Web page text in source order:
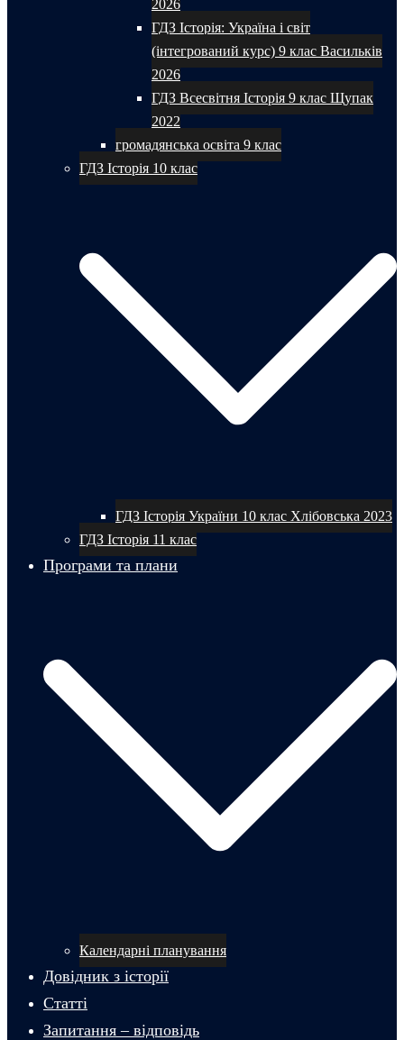
2026
ГДЗ Історія: Україна і світ
(інтегрований курс) 9 клас Васильків
2026
ГДЗ Всесвітня Історія 9 клас Щупак
2022
громадянська освіта 9 клас
ГДЗ Історія 10 клас
ГДЗ Історія України 10 клас Хлібовська 2023
ГДЗ Історія 11 клас
Програми та плани
Календарні планування
Довідник з історії
Статті
Запитання – відповідь